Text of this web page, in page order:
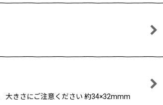
大きさにご注意ください 約34×32mmm